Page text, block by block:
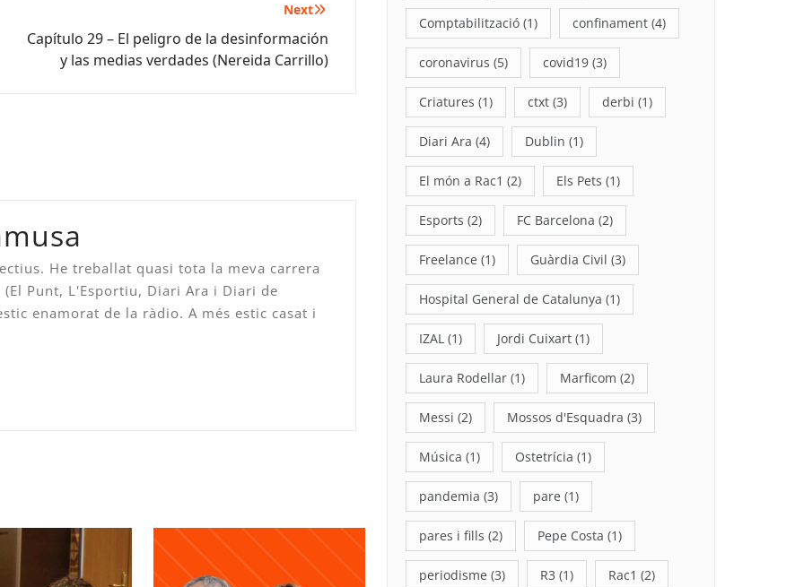
Next
Capítulo 29 – El peligro de la desinformación
y las medias verdades (Nereida Carrillo)
He treballat quasi tota la meva carrera
Punt, L'Esportiu, Diari Ara i Diari de
enamorat de la ràdio. A més estic casat i
Comptabilització (1) confinament (4)
coronavirus (5) covid19 (3)
Criatures (1) ctxt (3) derbi (1)
Diari Ara (4) Dublin (1)
El món a Rac1 (2) Els Pets (1)
Esports (2) FC Barcelona (2)
Freelance (1) Guàrdia Civil (3)
Hospital General de Catalunya (1)
IZAL (1) Jordi Cuixart (1)
Laura Rodellar (1) Marficom (2)
Messi (2) Mossos d'Esquadra (3)
Música (1) Ostetrícia (1)
pandemia (3) pare (1)
pares i fills (2) Pepe Costa (1)
periodisme (3) R3 (1) Rac1 (2)